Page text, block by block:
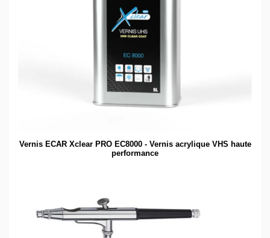
Vernis ECAR Xclear PRO EC8000 - Vernis acrylique VHS haute
performance